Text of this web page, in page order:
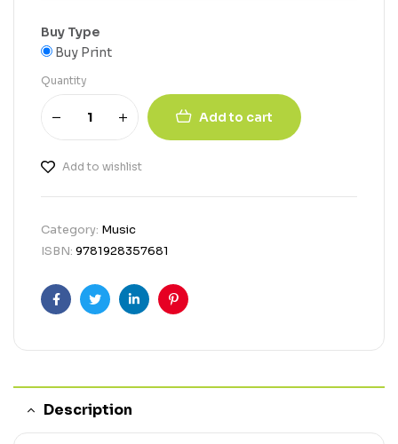
Buy Type
Buy Print
Quantity
Add to cart
Add to wishlist
Category: Music
ISBN: 9781928357681
FacebookTwitterLinkedinPinterest
Description